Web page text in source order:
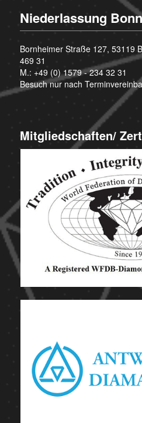
Niederlassung Bonn
Bornheimer Straße 127, 53119
469 31
M.: +49 (0) 1579 - 234 32 31
Besuch nur nach
Mitgliedschaften/